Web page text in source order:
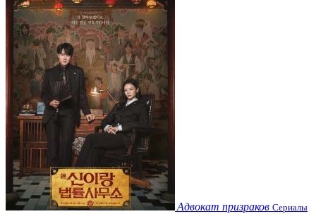
Адвокат призраков Сериалы